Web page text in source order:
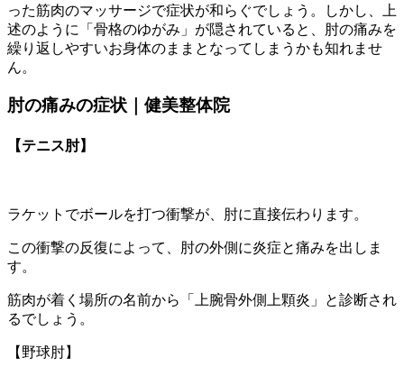
った筋肉のマッサージで症状が和らぐでしょう。しかし、上
述のように「骨格のゆがみ」が隠されていると、肘の痛みを
繰り返しやすいお身体のままとなってしまうかも知れませ
ん。
肘の痛みの症状｜健美整体院
【テニス肘】
ラケットでボールを打つ衝撃が、肘に直接伝わります。
この衝撃の反復によって、肘の外側に炎症と痛みを出しま
す。
筋肉が着く場所の名前から「上腕骨外側上顆炎」と診断され
るでしょう。
【野球肘】